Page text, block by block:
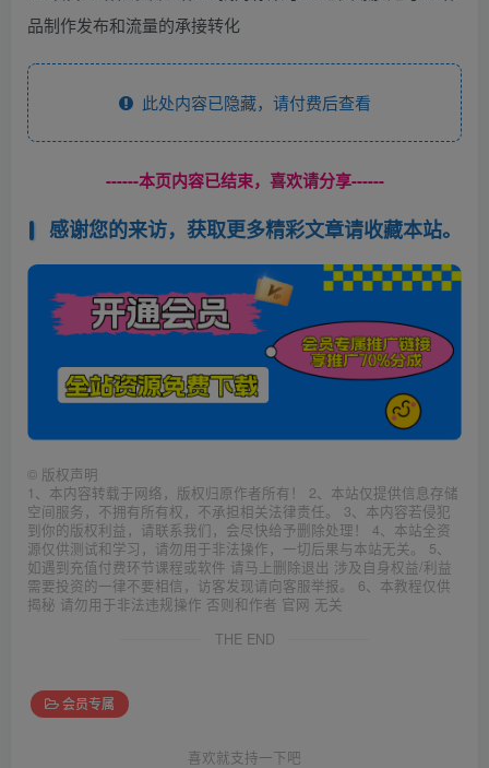
品制作发布和流量的承接转化
此处内容已隐藏，请付费后查看
------本页内容已结束，喜欢请分享------
感谢您的来访，获取更多精彩文章请收藏本站。
© 版权声明
1、本内容转载于网络，版权归原作者所有！ 2、本站仅提供信息存储
空间服务，不拥有所有权，不承担相关法律责任。 3、本内容若侵犯
到你的版权利益，请联系我们，会尽快给予删除处理！ 4、本站全资
源仅供测试和学习，请勿用于非法操作，一切后果与本站无关。 5、
如遇到充值付费环节课程或软件 请马上删除退出 涉及自身权益/利益
需要投资的一律不要相信，访客发现请向客服举报。 6、本教程仅供
揭秘 请勿用于非法违规操作 否则和作者 官网 无关
THE END
会员专属
喜欢就支持一下吧